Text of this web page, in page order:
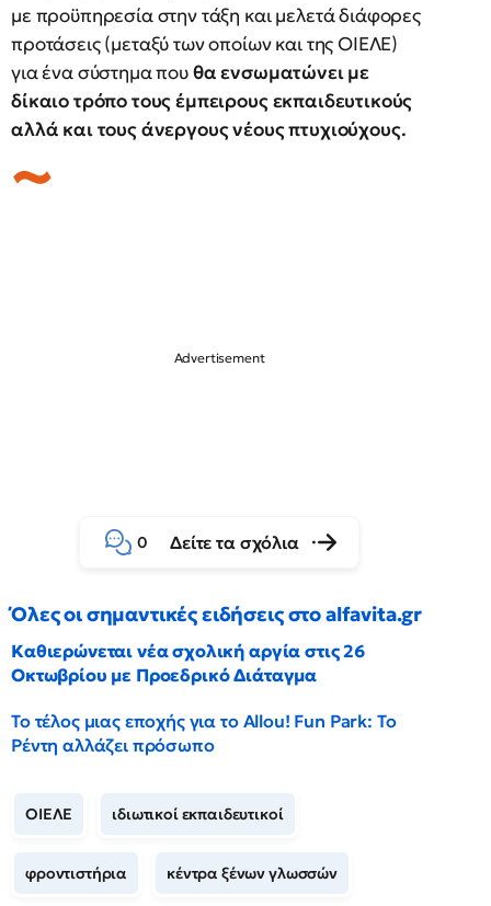
με προϋπηρεσία στην τάξη και μελετά διάφορες
προτάσεις (μεταξύ των οποίων και της ΟΙΕΛΕ)
για ένα σύστημα πουθα ενσωματώνει με
δίκαιο τρόπο τους έμπειρους εκπαιδευτικούς
αλλά και τους άνεργους νέους πτυχιούχους.
0 Δείτε τα σχόλια
Όλες οι σημαντικές ειδήσεις στο alfavita.gr
Καθιερώνεται νέα σχολική αργία στις 26
Οκτωβρίου με Προεδρικό Διάταγμα
Το τέλος μιας εποχής για το Allou! Fun Park: Το
Ρέντη αλλάζει πρόσωπο
ΟΙΕΛΕ ιδιωτικοί εκπαιδευτικοί
φροντιστήρια κέντρα ξένων γλωσσών